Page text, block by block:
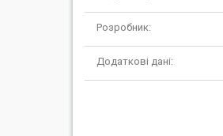
Розробник:
Додаткові дані: